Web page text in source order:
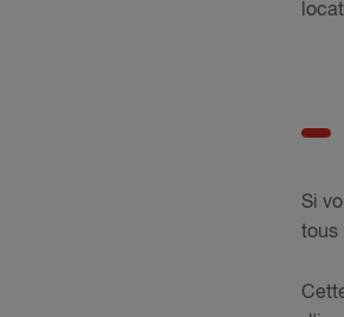
Si
tous